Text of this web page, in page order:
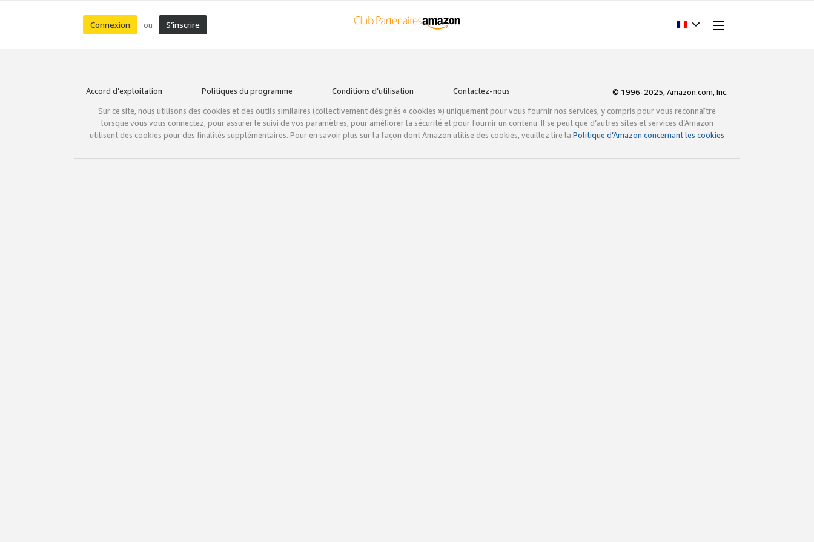
Connexion ou S’inscrire
Accord d’exploitation Politiques du programme Conditions d’utilisation Contactez-nous
© 1996-2025, Amazon.com, Inc.
Sur ce site, nous utilisons des cookies et des outils similaires (collectivement désignés « cookies ») uniquement pour vous fournir nos services, y compris pour vous reconnaître
lorsque vous vous connectez, pour assurer le suivi de vos paramètres, pour améliorer la sécurité et pour fournir un contenu. Il se peut que d’autres sites et services d’Amazon
utilisent des cookies pour des finalités supplémentaires. Pour en savoir plus sur la façon dont Amazon utilise des cookies, veuillez lire la Politique d’Amazon concernant les cookies